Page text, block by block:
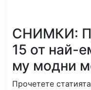
СНИМКИ:
15 от най-
му модни
Прочетете статията